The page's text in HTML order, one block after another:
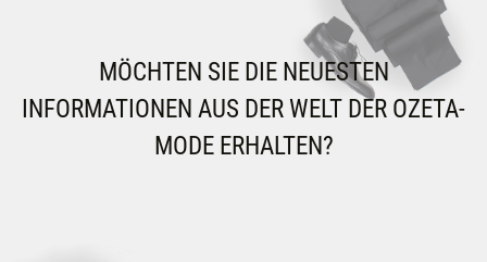
MÖCHTEN SIE DIE NEUESTEN
INFORMATIONEN AUS DER WELT DER OZETA-
MODE ERHALTEN?